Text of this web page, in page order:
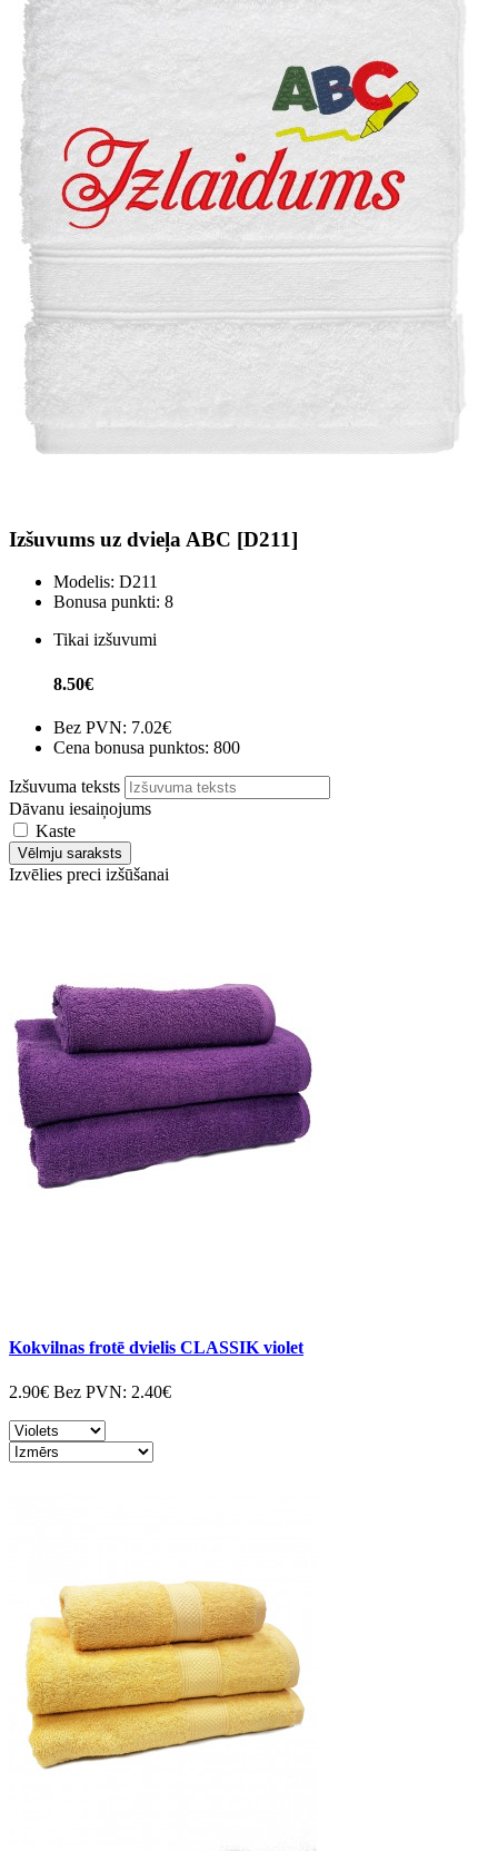
Izšuvums uz dvieļa ABC [D211]
Modelis: D211
Bonusa punkti: 8
Tikai izšuvumi
8.50€
Bez PVN: 7.02€
Cena bonusa punktos: 800
Izšuvuma teksts
Dāvanu iesaiņojums
Kaste
Vēlmju saraksts
Izvēlies preci izšūšanai
Kokvilnas frotē dvielis CLASSIK violet
2.90€ Bez PVN: 2.40€